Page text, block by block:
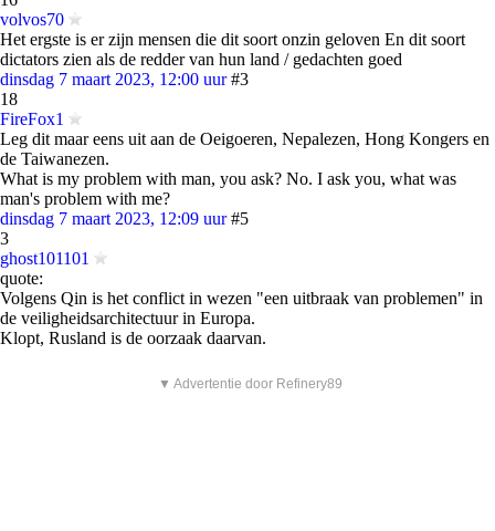
volvos70
Het ergste is er zijn mensen die dit soort onzin geloven En dit soort
dictators zien als de redder van hun land / gedachten goed
dinsdag 7 maart 2023, 12:00 uur #3
18
FireFox1
Leg dit maar eens uit aan de Oeigoeren, Nepalezen, Hong Kongers en
de Taiwanezen.
What is my problem with man, you ask? No. I ask you, what was
man's problem with me?
dinsdag 7 maart 2023, 12:09 uur #5
3
ghost101101
quote:
Volgens Qin is het conflict in wezen "een uitbraak van problemen" in
de veiligheidsarchitectuur in Europa.
Klopt, Rusland is de oorzaak daarvan.
▼ Advertentie door Refinery89